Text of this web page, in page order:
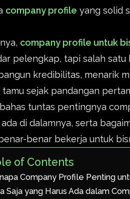
company profile yang solid
company profile untuk
pelengkap, tapi salah
kredibilitas, menarik
tamu sejak pandangan
tuntas pentingnya
di dalamnya, serta
benar bekerja untuk
of Contents
Company Profile Penting
Saja yang Harus Ada dalam